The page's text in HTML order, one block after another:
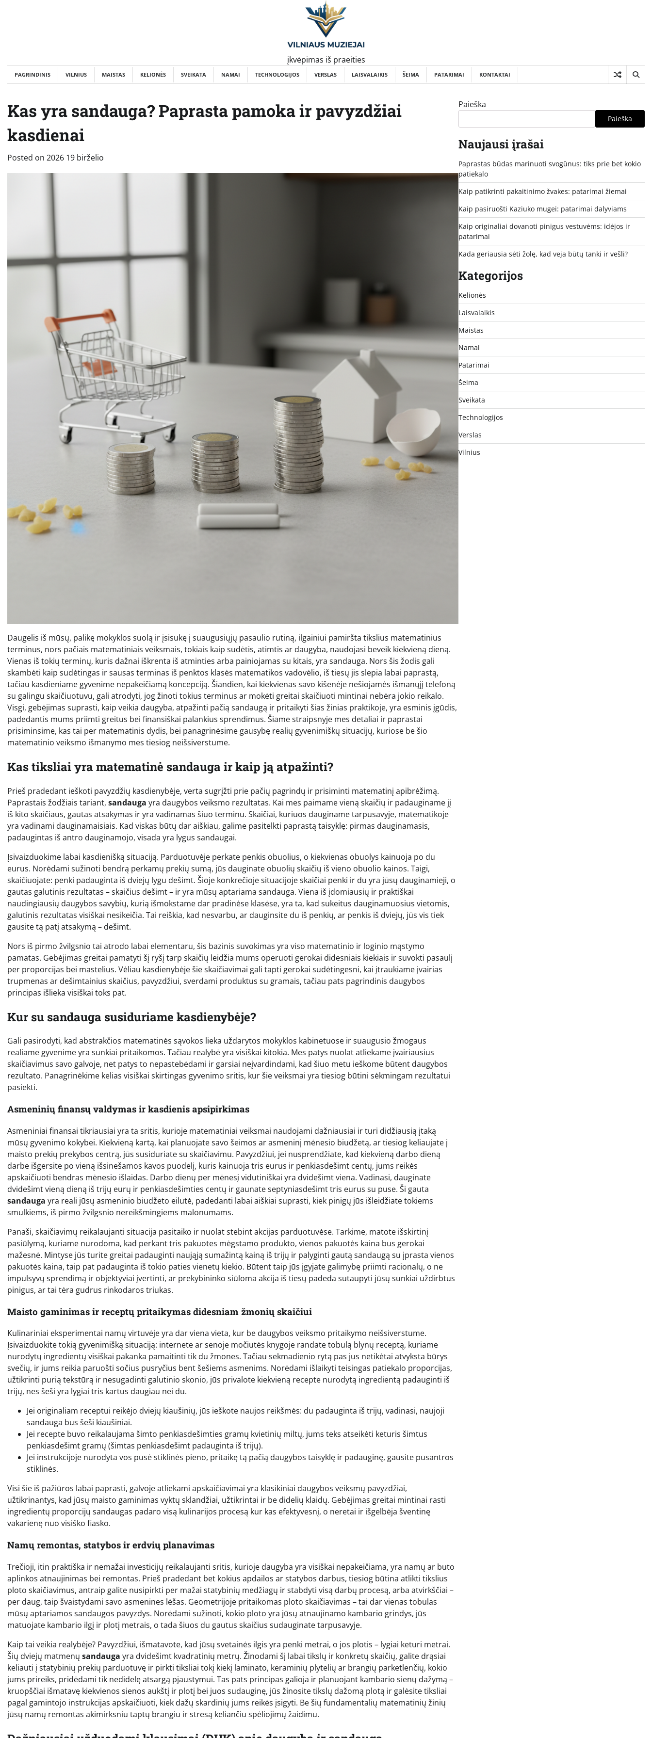
įkvėpimas iš praeities
PAGRINDINIS VILNIUS MAISTAS KELIONĖS SVEIKATA NAMAI TECHNOLOGIJOS VERSLAS LAISVALAIKIS ŠEIMA PATARIMAI KONTAKTAI
Kas yra sandauga? Paprasta pamoka ir pavyzdžiai
kasdienai
Posted on 2026 19 birželio
Daugelis iš mūsų, palikę mokyklos suolą ir įsisukę į suaugusiųjų pasaulio rutiną, ilgainiui pamiršta tikslius matematinius
terminus, nors pačiais matematiniais veiksmais, tokiais kaip sudėtis, atimtis ar daugyba, naudojasi beveik kiekvieną dieną.
Vienas iš tokių terminų, kuris dažnai iškrenta iš atminties arba painiojamas su kitais, yra sandauga. Nors šis žodis gali
skambėti kaip sudėtingas ir sausas terminas iš penktos klasės matematikos vadovėlio, iš tiesų jis slepia labai paprastą,
tačiau kasdieniame gyvenime nepakeičiamą koncepciją. Šiandien, kai kiekvienas savo kišenėje nešiojamės išmanųjį telefoną
su galingu skaičiuotuvu, gali atrodyti, jog žinoti tokius terminus ar mokėti greitai skaičiuoti mintinai nebėra jokio reikalo.
Visgi, gebėjimas suprasti, kaip veikia daugyba, atpažinti pačią sandaugą ir pritaikyti šias žinias praktikoje, yra esminis įgūdis,
padedantis mums priimti greitus bei finansiškai palankius sprendimus. Šiame straipsnyje mes detaliai ir paprastai
prisiminsime, kas tai per matematinis dydis, bei panagrinėsime gausybę realių gyvenimiškų situacijų, kuriose be šio
matematinio veiksmo išmanymo mes tiesiog neišsiverstume.
Kas tiksliai yra matematinė sandauga ir kaip ją atpažinti?
Prieš pradedant ieškoti pavyzdžių kasdienybėje, verta sugrįžti prie pačių pagrindų ir prisiminti matematinį apibrėžimą.
Paprastais žodžiais tariant, sandauga yra daugybos veiksmo rezultatas. Kai mes paimame vieną skaičių ir padauginame jį
iš kito skaičiaus, gautas atsakymas ir yra vadinamas šiuo terminu. Skaičiai, kuriuos dauginame tarpusavyje, matematikoje
yra vadinami dauginamaisiais. Kad viskas būtų dar aiškiau, galime pasitelkti paprastą taisyklę: pirmas dauginamasis,
padaugintas iš antro dauginamojo, visada yra lygus sandaugai.
Įsivaizduokime labai kasdienišką situaciją. Parduotuvėje perkate penkis obuolius, o kiekvienas obuolys kainuoja po du
eurus. Norėdami sužinoti bendrą perkamų prekių sumą, jūs dauginate obuolių skaičių iš vieno obuolio kainos. Taigi,
skaičiuojate: penki padauginta iš dviejų lygu dešimt. Šioje konkrečioje situacijoje skaičiai penki ir du yra jūsų dauginamieji, o
gautas galutinis rezultatas – skaičius dešimt – ir yra mūsų aptariama sandauga. Viena iš įdomiausių ir praktiškai
naudingiausių daugybos savybių, kurią išmokstame dar pradinėse klasėse, yra ta, kad sukeitus dauginamuosius vietomis,
galutinis rezultatas visiškai nesikeičia. Tai reiškia, kad nesvarbu, ar dauginsite du iš penkių, ar penkis iš dviejų, jūs vis tiek
gausite tą patį atsakymą – dešimt.
Nors iš pirmo žvilgsnio tai atrodo labai elementaru, šis bazinis suvokimas yra viso matematinio ir loginio mąstymo
pamatas. Gebėjimas greitai pamatyti šį ryšį tarp skaičių leidžia mums operuoti gerokai didesniais kiekiais ir suvokti pasaulį
per proporcijas bei mastelius. Vėliau kasdienybėje šie skaičiavimai gali tapti gerokai sudėtingesni, kai įtraukiame įvairias
trupmenas ar dešimtainius skaičius, pavyzdžiui, sverdami produktus su gramais, tačiau pats pagrindinis daugybos
principas išlieka visiškai toks pat.
Kur su sandauga susiduriame kasdienybėje?
Gali pasirodyti, kad abstrakčios matematinės sąvokos lieka uždarytos mokyklos kabinetuose ir suaugusio žmogaus
realiame gyvenime yra sunkiai pritaikomos. Tačiau realybė yra visiškai kitokia. Mes patys nuolat atliekame įvairiausius
skaičiavimus savo galvoje, net patys to nepastebėdami ir garsiai neįvardindami, kad šiuo metu ieškome būtent daugybos
rezultato. Panagrinėkime kelias visiškai skirtingas gyvenimo sritis, kur šie veiksmai yra tiesiog būtini sėkmingam rezultatui
pasiekti.
Asmeninių finansų valdymas ir kasdienis apsipirkimas
Asmeniniai finansai tikriausiai yra ta sritis, kurioje matematiniai veiksmai naudojami dažniausiai ir turi didžiausią įtaką
mūsų gyvenimo kokybei. Kiekvieną kartą, kai planuojate savo šeimos ar asmeninį mėnesio biudžetą, ar tiesiog keliaujate į
maisto prekių prekybos centrą, jūs susiduriate su skaičiavimu. Pavyzdžiui, jei nusprendžiate, kad kiekvieną darbo dieną
darbe išgersite po vieną išsinešamos kavos puodelį, kuris kainuoja tris eurus ir penkiasdešimt centų, jums reikės
apskaičiuoti bendras mėnesio išlaidas. Darbo dienų per mėnesį vidutiniškai yra dvidešimt viena. Vadinasi, dauginate
dvidešimt vieną dieną iš trijų eurų ir penkiasdešimties centų ir gaunate septyniasdešimt tris eurus su puse. Ši gauta
sandauga yra reali jūsų asmeninio biudžeto eilutė, padedanti labai aiškiai suprasti, kiek pinigų jūs išleidžiate tokiems
smulkiems, iš pirmo žvilgsnio nereikšmingiems malonumams.
Panaši, skaičiavimų reikalaujanti situacija pasitaiko ir nuolat stebint akcijas parduotuvėse. Tarkime, matote išskirtinį
pasiūlymą, kuriame nurodoma, kad perkant tris pakuotes mėgstamo produkto, vienos pakuotės kaina bus gerokai
mažesnė. Mintyse jūs turite greitai padauginti naująją sumažintą kainą iš trijų ir palyginti gautą sandaugą su įprasta vienos
pakuotės kaina, taip pat padauginta iš tokio paties vienetų kiekio. Būtent taip jūs įgyjate galimybę priimti racionalų, o ne
impulsyvų sprendimą ir objektyviai įvertinti, ar prekybininko siūloma akcija iš tiesų padeda sutaupyti jūsų sunkiai uždirbtus
pinigus, ar tai tėra gudrus rinkodaros triukas.
Maisto gaminimas ir receptų pritaikymas didesniam žmonių skaičiui
Kulinariniai eksperimentai namų virtuvėje yra dar viena vieta, kur be daugybos veiksmo pritaikymo neišsiverstume.
Įsivaizduokite tokią gyvenimišką situaciją: internete ar senoje močiutės knygoje randate tobulą blynų receptą, kuriame
nurodytų ingredientų visiškai pakanka pamaitinti tik du žmones. Tačiau sekmadienio rytą pas jus netikėtai atvyksta būrys
svečių, ir jums reikia paruošti sočius pusryčius bent šešiems asmenims. Norėdami išlaikyti teisingas patiekalo proporcijas,
užtikrinti purią tekstūrą ir nesugadinti galutinio skonio, jūs privalote kiekvieną recepte nurodytą ingredientą padauginti iš
trijų, nes šeši yra lygiai tris kartus daugiau nei du.
Jei originaliam receptui reikėjo dviejų kiaušinių, jūs ieškote naujos reikšmės: du padauginta iš trijų, vadinasi, naujoji
sandauga bus šeši kiaušiniai.
Jei recepte buvo reikalaujama šimto penkiasdešimties gramų kvietinių miltų, jums teks atseikėti keturis šimtus
penkiasdešimt gramų (šimtas penkiasdešimt padauginta iš trijų).
Jei instrukcijoje nurodyta vos pusė stiklinės pieno, pritaikę tą pačią daugybos taisyklę ir padauginę, gausite pusantros
stiklinės.
Visi šie iš pažiūros labai paprasti, galvoje atliekami apskaičiavimai yra klasikiniai daugybos veiksmų pavyzdžiai,
užtikrinantys, kad jūsų maisto gaminimas vyktų sklandžiai, užtikrintai ir be didelių klaidų. Gebėjimas greitai mintinai rasti
ingredientų proporcijų sandaugas padaro visą kulinarijos procesą kur kas efektyvesnį, o neretai ir išgelbėja šventinę
vakarienę nuo visiško fiasko.
Namų remontas, statybos ir erdvių planavimas
Trečioji, itin praktiška ir nemažai investicijų reikalaujanti sritis, kurioje daugyba yra visiškai nepakeičiama, yra namų ar buto
aplinkos atnaujinimas bei remontas. Prieš pradedant bet kokius apdailos ar statybos darbus, tiesiog būtina atlikti tikslius
ploto skaičiavimus, antraip galite nusipirkti per mažai statybinių medžiagų ir stabdyti visą darbų procesą, arba atvirkščiai –
per daug, taip švaistydami savo asmenines lėšas. Geometrijoje pritaikomas ploto skaičiavimas – tai dar vienas tobulas
mūsų aptariamos sandaugos pavyzdys. Norėdami sužinoti, kokio ploto yra jūsų atnaujinamo kambario grindys, jūs
matuojate kambario ilgį ir plotį metrais, o tada šiuos du gautus skaičius sudauginate tarpusavyje.
Kaip tai veikia realybėje? Pavyzdžiui, išmatavote, kad jūsų svetainės ilgis yra penki metrai, o jos plotis – lygiai keturi metrai.
Šių dviejų matmenų sandauga yra dvidešimt kvadratinių metrų. Žinodami šį labai tikslų ir konkretų skaičių, galite drąsiai
keliauti į statybinių prekių parduotuvę ir pirkti tiksliai tokį kiekį laminato, keraminių plytelių ar brangių parketlenčių, kokio
jums prireiks, pridėdami tik nedidelę atsargą pjaustymui. Tas pats principas galioja ir planuojant kambario sienų dažymą –
kruopščiai išmatavę kiekvienos sienos aukštį ir plotį bei juos sudauginę, jūs žinosite tikslų dažomą plotą ir galėsite tiksliai
pagal gamintojo instrukcijas apskaičiuoti, kiek dažų skardinių jums reikės įsigyti. Be šių fundamentalių matematinių žinių
jūsų namų remontas akimirksniu taptų brangiu ir stresą keliančiu spėliojimų žaidimu.
Paieška
Paieška
Naujausi įrašai
Paprastas būdas marinuoti svogūnus: tiks prie bet kokio
patiekalo
Kaip patikrinti pakaitinimo žvakes: patarimai žiemai
Kaip pasiruošti Kaziuko mugei: patarimai dalyviams
Kaip originaliai dovanoti pinigus vestuvėms: idėjos ir
patarimai
Kada geriausia sėti žolę, kad veja būtų tanki ir vešli?
Kategorijos
Kelionės
Laisvalaikis
Maistas
Namai
Patarimai
Šeima
Sveikata
Technologijos
Verslas
Vilnius